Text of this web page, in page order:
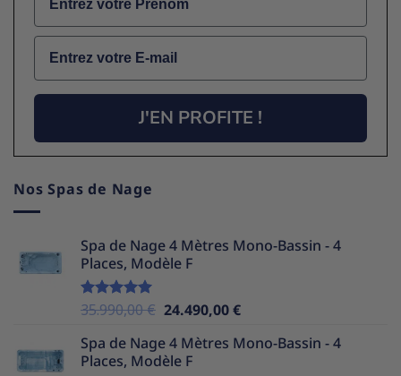
Email
J'EN PROFITE !
Nos Spas de Nage
Spa de Nage 4 Mètres Mono-Bassin - 4
Places, Modèle F
Note5.00
35.990,00€ Le
initial
était :
24.490,00€Le
actuel
Spa de Nage 4 Mètres Mono-Bassin - 4
Places, Modèle F